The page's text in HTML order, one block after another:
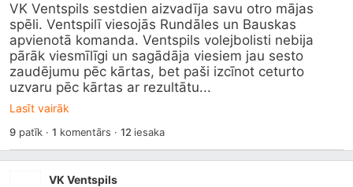
VK Ventspils sestdien aizvadīja savu otro mājas
spēli. Ventspilī viesojās Rundāles un Bauskas
apvienotā komanda. Ventspils volejbolisti nebija
pārāk viesmīlīgi un sagādāja viesiem jau sesto
zaudējumu pēc kārtas, bet paši izcīnot ceturto
uzvaru pēc kārtas ar rezultātu...
Lasīt vairāk
9patīk ·1 komentārs · 12 iesaka
VK Ventspils